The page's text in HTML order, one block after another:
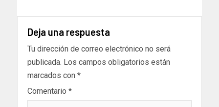
Deja una respuesta
Tu dirección de correo electrónico no será
publicada. Los campos obligatorios están
marcados con *
Comentario *